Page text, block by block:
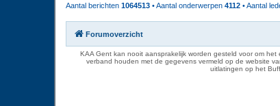
Aantal berichten 1064513 • Aantal onderwerpen 4112 • Aantal
Forumoverzicht
KAA Gent kan nooit aansprakelijk worden gesteld voor om
verband houden met de gegevens vermeld op de website
uitlatingen op het